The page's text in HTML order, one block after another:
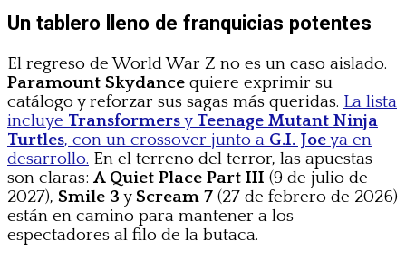
Un tablero lleno de franquicias potentes
El regreso de World War Z no es un caso aislado.
Paramount Skydance quiere exprimir su
catálogo y reforzar sus sagas más queridas. La lista
incluye Transformersy Teenage Mutant Ninja
Turtles, con un crossover junto a G.I. Joeya en
desarrollo. En el terreno del terror, las apuestas
son claras: A Quiet Place Part III (9 de julio de
2027), Smile 3 yScream 7 (27 de febrero de 2026)
están en camino para mantener a los
espectadores al filo de la butaca.